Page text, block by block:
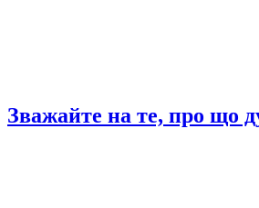
Зважайте на те, про що